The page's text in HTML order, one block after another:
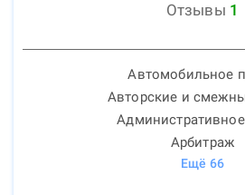
Отзывы 1
Автомобильное
Авторские и
Арбитраж
Ещё 66